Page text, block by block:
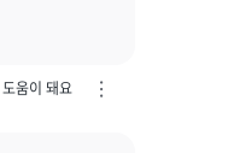
기
움이 돼요
차